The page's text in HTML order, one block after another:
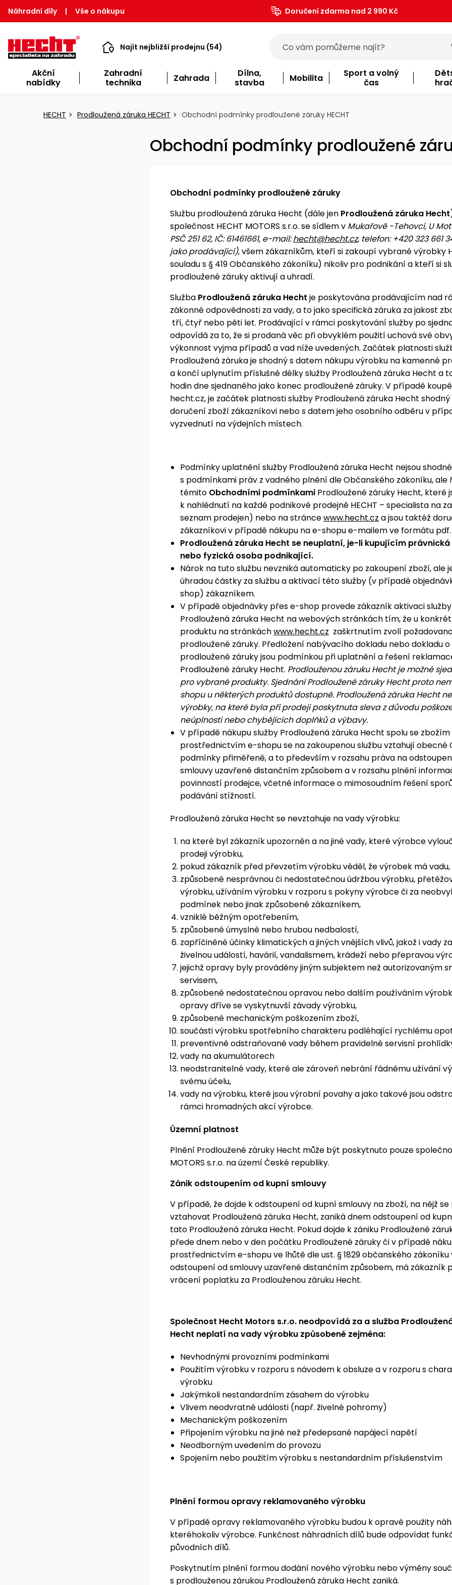
Náhradní díly | Vše o nákupu Doručení zdarma nad 2 990 Kč
Najít nejbližší prodejnu (54)
Akční
nabídky
Zahradní
technika
Zahrada
Dílna,
stavba
Mobilita
Sport a volný
čas
HECHT Prodloužená záruka HECHT Obchodní podmínky prodloužené záruky HECHT
Obchodní podmínky prodloužené
Obchodní podmínky prodloužené záruky
Službu prodloužená záruka Hecht (dále jen Prodloužená záruka Hecht
společnost HECHT MOTORS s.r.o. se sídlem v Mukařově -Tehovci, U
PSČ 251 62, IČ: 61461661, e-mail:hecht@hecht.cz, telefon: +420 323 661
jako prodávající), všem zákazníkům, kteří si zakoupí vybrané výrobky
souladu s § 419 Občanského zákoníku) nikoliv pro podnikání a kteří si
prodloužené záruky aktivují a uhradí.
Služba Prodloužená záruka Hecht je poskytována prodávajícím nad
zákonné odpovědnosti za vady, a to jako specifická záruka za jakost
tří, čtyř nebo pěti let. Prodávající v rámci poskytování služby po
odpovídá za to, že si prodaná věc při obvyklém použití uchová své
výkonnost vyjma případů a vad níže uvedených. Začátek platnosti
Prodloužená záruka je shodný s datem nákupu výrobku na kamenné
a končí uplynutím příslušné délky služby Prodloužená záruka Hecht a
hodin dne sjednaného jako konec prodloužené záruky. V případě
hecht.cz, je začátek platnosti služby Prodloužená záruka Hecht
doručení zboží zákazníkovi nebo s datem jeho osobního odběru v
vyzvednutí na výdejních místech.
Podmínky uplatnění služby Prodloužená záruka Hecht nejsou shodné
s podmínkami práv z vadného plnění dle Občanského zákoníku, ale
těmito Obchodními podmínkami Prodloužené záruky Hecht, které
k nahlédnutí na každé podnikové prodejně HECHT – specialista na
seznam prodejen) nebo na stráncewww.hecht.cz a jsou taktéž
zákazníkovi v případě nákupu na e-shopu e-mailem ve formátu pdf.
Prodloužená záruka Hecht se neuplatní, je-li kupujícím
nebo fyzická osoba podnikající.
Nárok na tuto službu nevzniká automaticky po zakoupení zboží, ale
úhradou částky za službu a aktivací této služby (v případě
shop) zákazníkem.
V případě objednávky přes e-shop provede zákazník aktivaci služby
Prodloužená záruka Hecht na webových stránkách tím, že u
produktu na stránkáchwww.hecht.cz zaškrtnutím zvolí
prodloužené záruky. Předložení nabývacího dokladu nebo dokladu
prodloužené záruky jsou podmínkou při uplatnění a řešení
Prodloužené záruky Hecht. Prodlouženou záruku Hecht je možné
pro vybrané produkty. Sjednání Prodloužené záruky Hecht proto
shopu u některých produktů dostupné. Prodloužená záruka Hecht
výrobky, na které byla při prodeji poskytnuta sleva z důvodu
neúplnosti nebo chybějících doplňků a výbavy.
V případě nákupu služby Prodloužená záruka Hecht spolu se zbožím
prostřednictvím e-shopu se na zakoupenou službu vztahují obecné
podmínky přiměřeně, a to především v rozsahu práva na
smlouvy uzavřené distančním způsobem a v rozsahu plnění
povinností prodejce, včetně informace o mimosoudním řešení
podávání stížností.
Prodloužená záruka Hecht se nevztahuje na vady výrobku:
na které byl zákazník upozorněn a na jiné vady, které výrobce
prodeji výrobku,
pokud zákazník před převzetím výrobku věděl, že výrobek má vadu,
způsobené nesprávnou či nedostatečnou údržbou výrobku,
výrobku, užíváním výrobku v rozporu s pokyny výrobce či za
podmínek nebo jinak způsobené zákazníkem,
vzniklé běžným opotřebením,
způsobené úmyslně nebo hrubou nedbalostí,
zapříčiněné účinky klimatických a jiných vnějších vlivů, jakož i vady
živelnou událostí, havárií, vandalismem, krádeží nebo přepravou
jejichž opravy byly prováděny jiným subjektem než autorizovaným
servisem,
způsobené nedostatečnou opravou nebo dalším používáním
opravy dříve se vyskytnuvší závady výrobku,
způsobené mechanickým poškozením zboží,
součásti výrobku spotřebního charakteru podléhající rychlému
preventivně odstraňované vady během pravidelné servisní
vady na akumulátorech
neodstranitelné vady, které ale zároveň nebrání řádnému užívání
svému účelu,
vady na výrobku, které jsou výrobní povahy a jako takové jsou
rámci hromadných akcí výrobce.
Územní platnost
Plnění Prodloužené záruky Hecht může být poskytnuto pouze
MOTORS s.r.o. na území České republiky.
Zánik odstoupením od kupní smlouvy
V případě, že dojde k odstoupení od kupní smlouvy na zboží, na nějž se
vztahovat Prodloužená záruka Hecht, zaniká dnem odstoupení od
tato Prodloužená záruka Hecht. Pokud dojde k zániku Prodloužené
přede dnem nebo v den počátku Prodloužené záruky či v případě
prostřednictvím e-shopu ve lhůtě dle ust. § 1829 občanského zákoníku
odstoupení od smlouvy uzavřené distančním způsobem, má zákazník
vrácení poplatku za Prodlouženou záruku Hecht.
Společnost Hecht Motors s.r.o. neodpovídá za a služba
Hecht neplatí na vady výrobku způsobené zejména:
Nevhodnými provozními podmínkami
Použitím výrobku v rozporu s návodem k obsluze a v rozporu s
výrobku
Jakýmkoli nestandardním zásahem do výrobku
Vlivem neodvratné události (např. živelné pohromy)
Mechanickým poškozením
Připojením výrobku na jiné než předepsané napájecí napětí
Neodborným uvedením do provozu
Spojením nebo použitím výrobku s nestandardním příslušenstvím
Plnění formou opravy reklamovaného výrobku
V případě opravy reklamovaného výrobku budou k opravě použity
kteréhokoliv výrobce. Funkčnost náhradních dílů bude odpovídat
původních dílů.
Poskytnutím plnění formou dodání nového výrobku nebo výměny
s prodlouženou zárukou Prodloužená záruka Hecht zaniká.